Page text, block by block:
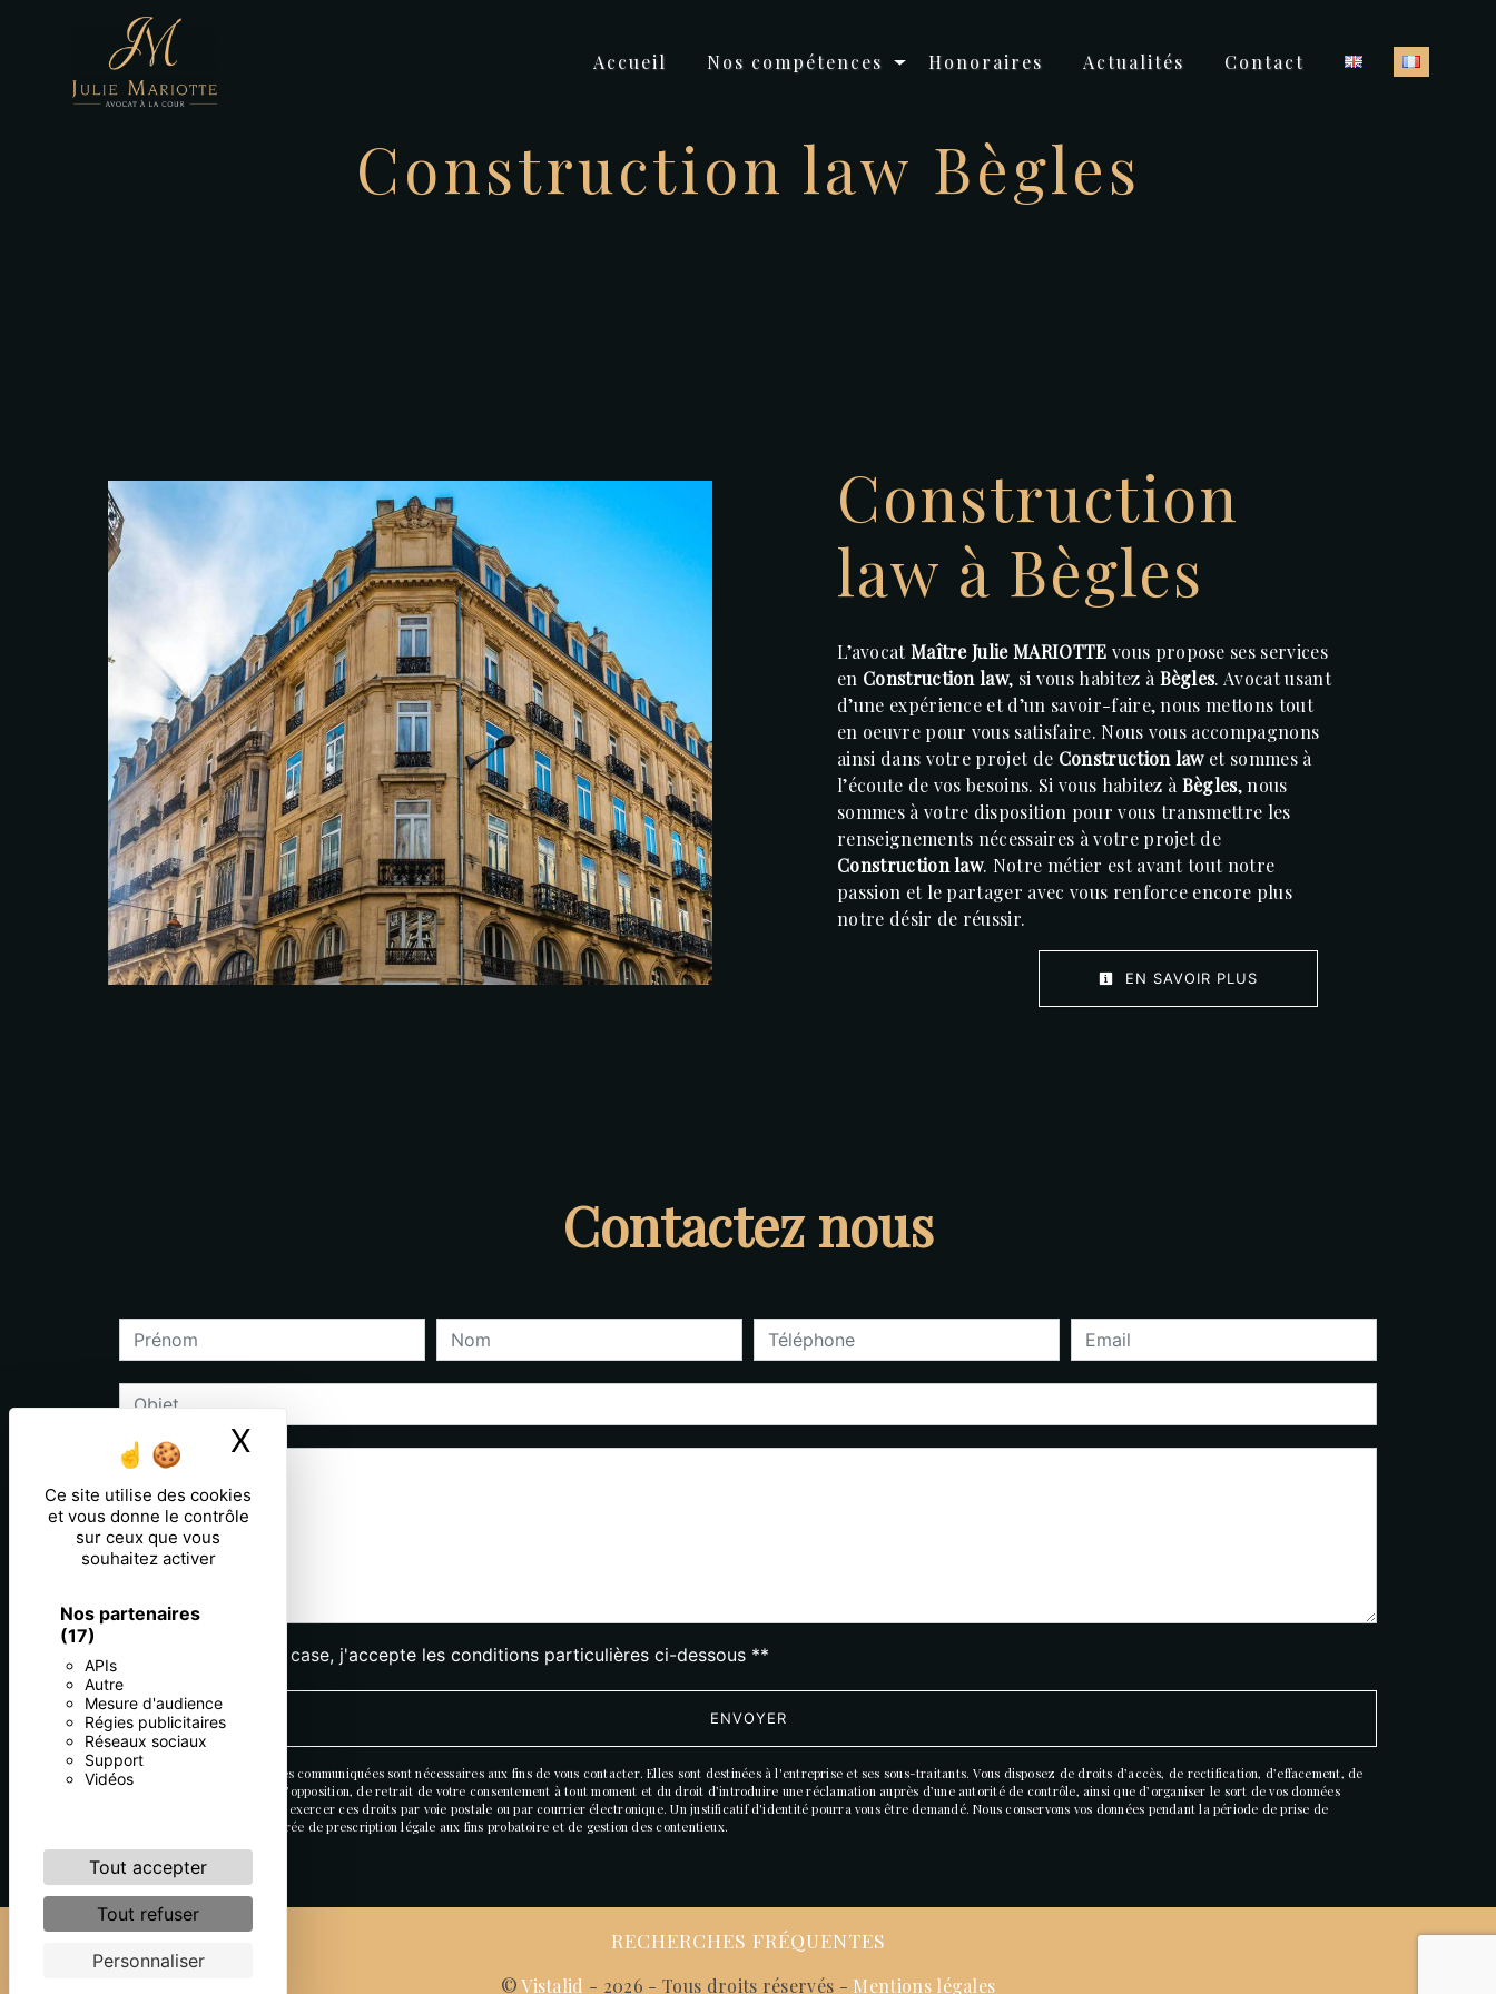
Panneau de gestion des cookies
Ce site utilise des cookies
et vous donne le contrôle
sur ceux que vous
souhaitez activer
Nos partenaires
(17)
APIs
Autre
Mesure d'audience
Régies publicitaires
Réseaux sociaux
Support
Vidéos
Tout accepter
Tout refuser
Personnaliser
X Masquer le bandeau des cookies
Accueil Nos compétences Honoraires Actualités Contact
Construction law Bègles
Construction
law à Bègles
L’avocatMaître Julie MARIOTTE vous propose ses services
en Construction law, si vous habitez à Bègles. Avocat usant
d’une expérience et d’un savoir-faire, nous mettons tout
en oeuvre pour vous satisfaire. Nous vous accompagnons
ainsi dans votre projet de Construction lawet sommes à
l’écoute de vos besoins. Si vous habitez à Bègles, nous
sommes à votre disposition pour vous transmettre les
renseignements nécessaires à votre projet de
Construction law. Notre métier est avant tout notre
passion et le partager avec vous renforce encore plus
notre désir de réussir.
EN SAVOIR PLUS
Contactez nous
En cochant cette case, j'accepte les conditions particulières ci-dessous **
ENVOYER
** Les données personnelles communiquées sont nécessaires aux fins de vous contacter. Elles sont destinées à l'entreprise et ses sous-traitants. Vous disposez de droits d’accès, de rectification, d’effacement, de
portabilité, de limitation, d’opposition, de retrait de votre consentement à tout moment et du droit d’introduire une réclamation auprès d’une autorité de contrôle, ainsi que d’organiser le sort de vos données
post-mortem. Vous pouvez exercer ces droits par voie postale ou par courrier électronique. Un justificatif d'identité pourra vous être demandé. Nous conservons vos données pendant la période de prise de
contact puis pendant la durée de prescription légale aux fins probatoire et de gestion des contentieux.
RECHERCHES FRÉQUENTES
©Vistalid - 2026 - Tous droits réservés - Mentions légales